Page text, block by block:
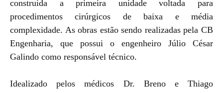
construída a primeira unidade voltada para
procedimentos cirúrgicos de baixa e média
complexidade. As obras estão sendo realizadas pela CB
Engenharia, que possui o engenheiro Júlio César
Galindo como responsável técnico.
Idealizado pelos médicos Dr. Breno e Thiago